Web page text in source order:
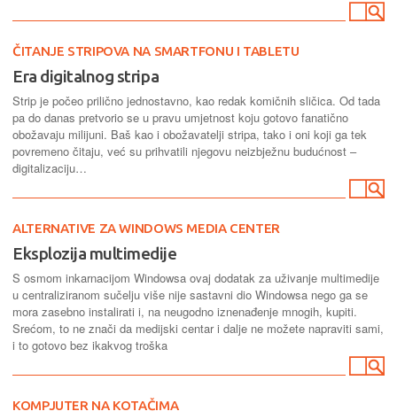
ČITANJE STRIPOVA NA SMARTFONU I TABLETU
Era digitalnog stripa
Strip je počeo prilično jednostavno, kao redak komičnih sličica. Od tada
pa do danas pretvorio se u pravu umjetnost koju gotovo fanatično
obožavaju milijuni. Baš kao i obožavatelji stripa, tako i oni koji ga tek
povremeno čitaju, već su prihvatili njegovu neizbježnu budućnost –
digitalizaciju…
ALTERNATIVE ZA WINDOWS MEDIA CENTER
Eksplozija multimedije
S osmom inkarnacijom Windowsa ovaj dodatak za uživanje multimedije
u centraliziranom sučelju više nije sastavni dio Windowsa nego ga se
mora zasebno instalirati i, na neugodno iznenađenje mnogih, kupiti.
Srećom, to ne znači da medijski centar i dalje ne možete napraviti sami,
i to gotovo bez ikakvog troška
KOMPJUTER NA KOTAČIMA